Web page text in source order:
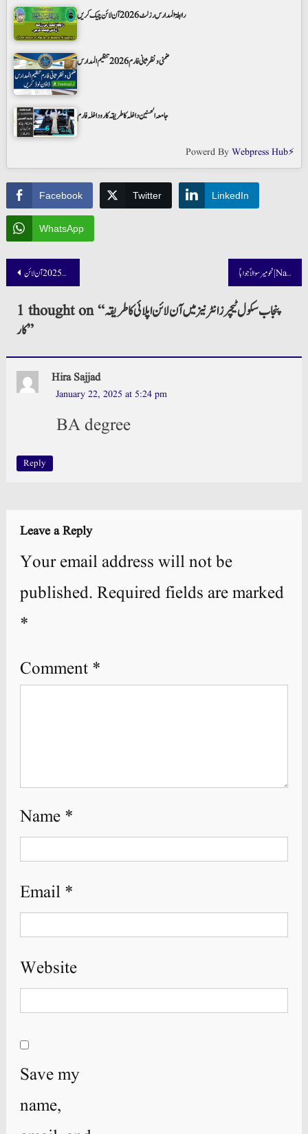
رابطۃ المدارس رزلٹ 2026 آن لائن چیک کریں
ضمنی و نظر ثانی فارم 2026 تنظیم المدارس
جامعہ الحسنین داخلہ کا طریقہ کار و داخلہ فارم
Powerd ByWebpress Hub⚡
Facebook Twitter LinkedIn
WhatsApp
Post
navigation
نحو میر سوالاً جواباً | Nahaw Meer Sawalan Jawaban
1 thought on “پنجاب سکول ٹیچرز انٹرنیز میں آن لائن اپلائی کا طریقہ
کار”
Hira Sajjad
January 22, 2025 at 5:24 pm
BA degree
Reply
Leave a Reply
Your email address will not be
published. Required fields are marked
*
Comment *
Name *
Email *
Website
Save my
name,